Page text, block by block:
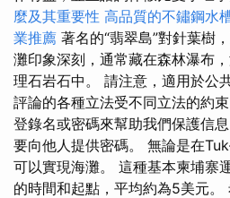
麼及其重要性 高品質的不鏽鋼水
業推薦 著名的“翡翠島”對針葉樹
灘印象深刻，通常藏在森林瀑布
理石岩石中。 請注意，適用於公
評論的各種立法受不同立法的約
登錄名或密碼來幫助我們保護信
要向他人提供密碼。 無論是在
可以實現海灘。 這種基本柬埔寨
的時間和起點，平均約為5美元